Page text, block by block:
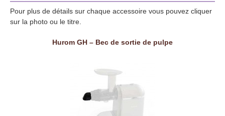
Pour plus de détails sur chaque accessoire vous pouvez cliquer
sur la photo ou le titre.
Hurom GH – Bec de sortie de pulpe